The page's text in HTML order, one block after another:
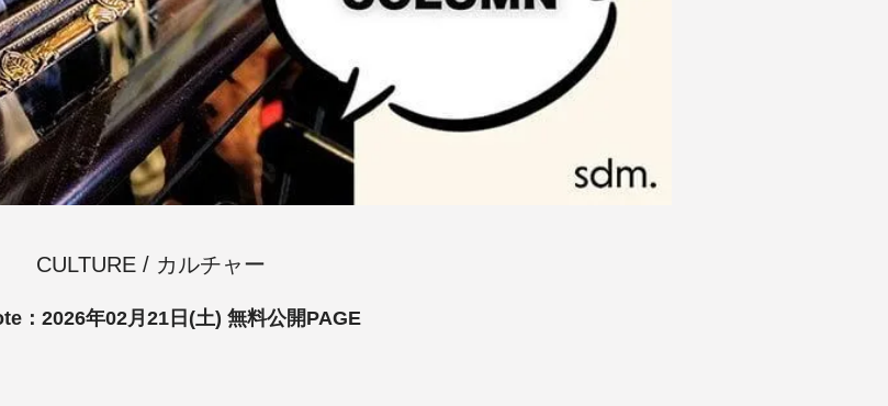
CULTURE / カルチャー
：2026年02月21日(土) 無料公開PAGE